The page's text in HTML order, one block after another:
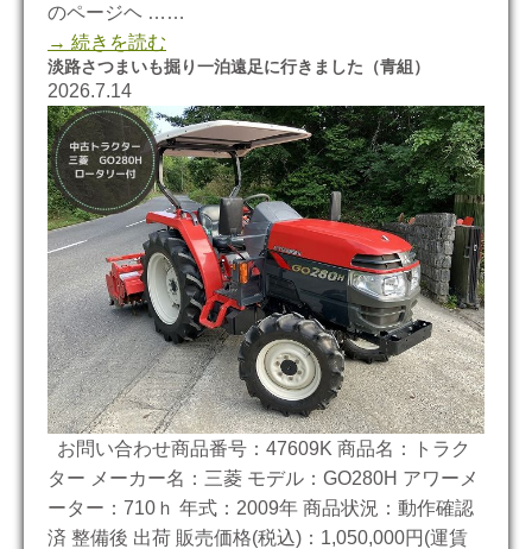
のページヘ ……
→ 続きを読む
淡路さつまいも掘り一泊遠足に行きました（青組）
2026.7.14
お問い合わせ商品番号：47609K 商品名：トラク
ター メーカー名：三菱 モデル：GO280H アワーメ
ーター：710ｈ 年式：2009年 商品状況：動作確認
済 整備後 出荷 販売価格(税込)：1,050,000円(運賃